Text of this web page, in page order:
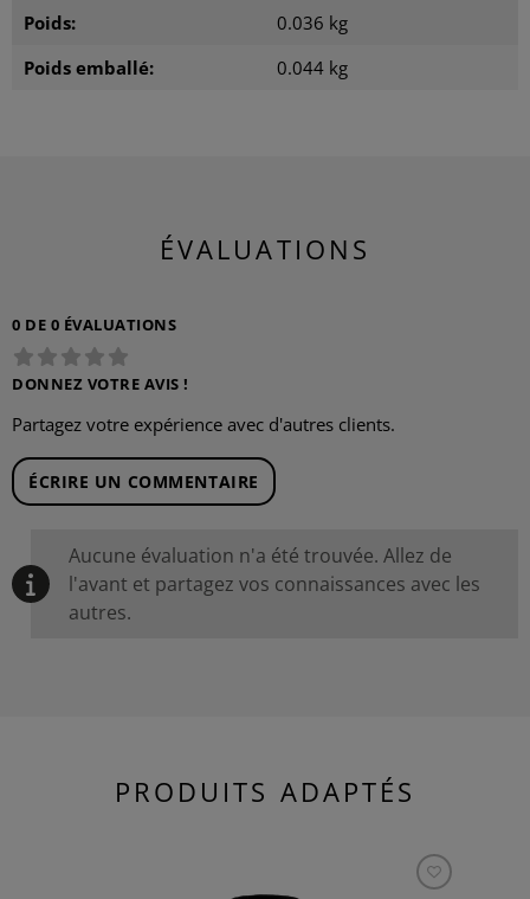
Poids:
0.036 kg
Poids emballé:
0.044 kg
ÉVALUATIONS
0 DE 0 ÉVALUATIONS
DONNEZ VOTRE AVIS !
Partagez votre expérience avec d'autres clients.
ÉCRIRE UN COMMENTAIRE
Aucune évaluation n'a été trouvée. Allez de
l'avant et partagez vos connaissances avec les
autres.
PRODUITS ADAPTÉS